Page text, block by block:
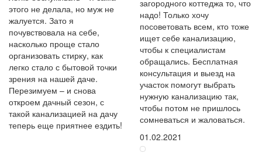
этого не делала, но муж не
жалуется. Зато я
почувствовала на себе,
насколько проще стало
организовать стирку, как
легко стало с бытовой точки
зрения на нашей даче.
Перезимуем – и снова
откроем дачный сезон, с
такой канализацией на дачу
теперь еще приятнее ездить!
загородного коттеджа то, что
надо! Только хочу
посоветовать всем, кто тоже
ищет себе канализацию,
чтобы к специалистам
обращались. Бесплатная
консультация и выезд на
участок помогут выбрать
нужную канализацию так,
чтобы потом не пришлось
сомневаться и жаловаться.
01.02.2021